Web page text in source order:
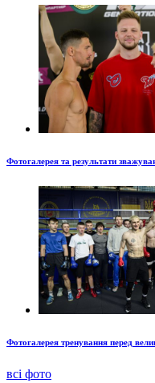
Фотогалерея та результати
Фотогалерея тренування перед
всі фото